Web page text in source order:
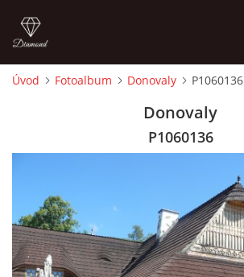
FOTOALBUM
AUDIO - VIDEO
Úvod Fotoalbum Donovaly P1060136
Donovaly
P1060136